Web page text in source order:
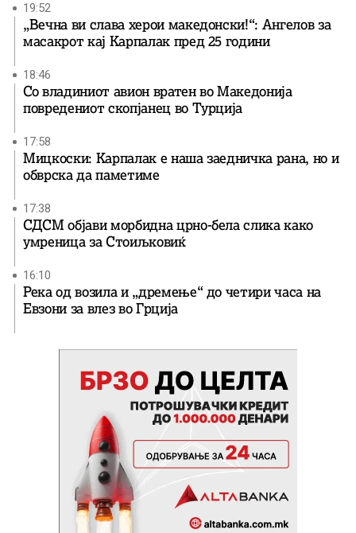
19:52
„Вечна ви слава херои македонски!“: Ангелов за
масакрот кај Карпалак пред 25 години
18:46
Со владиниот авион вратен во Македонија
повредениот скопјанец во Турција
17:58
Мицкоски: Карпалак е наша заедничка рана, но и
обврска да паметиме
17:38
СДСМ објави морбидна црно-бела слика како
умреница за Стоиљковиќ
16:10
Река од возила и „дремење“ до четири часа на
Евзони за влез во Грција